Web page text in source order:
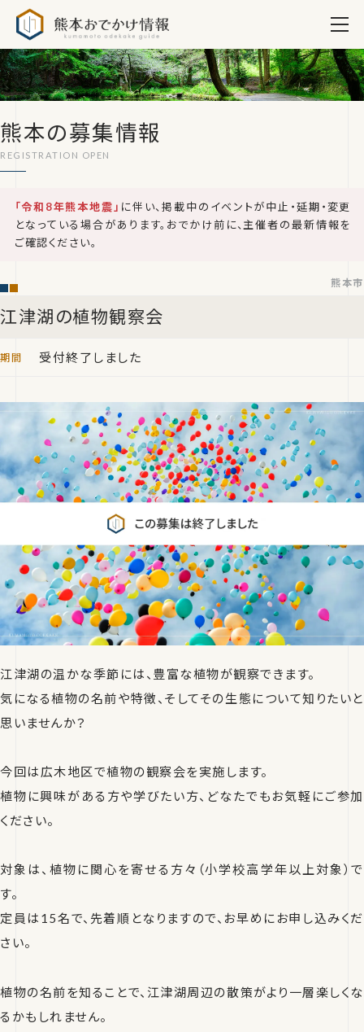
熊本の募集情報
「令和8年熊本地震」 に伴い、掲載中のイベントが中止・延期・変更
となっている場合があります。おでかけ前に、主催者の最新情報を
ご確認ください。
江津湖の植物観察会
熊本市
受付終了しました
江津湖の温かな季節には、豊富な植物が観察できます。
気になる植物の名前や特徴、そしてその生態について知りたいと
思いませんか？
今回は広木地区で植物の観察会を実施します。
植物に興味がある方や学びたい方、どなたでもお気軽にご参加
ください。
対象は、植物に関心を寄せる方々（小学校高学年以上対象）で
す。
定員は15名で、先着順となりますので、お早めにお申し込みくだ
さい。
植物の名前を知ることで、江津湖周辺の散策がより一層楽しくな
るかもしれません。